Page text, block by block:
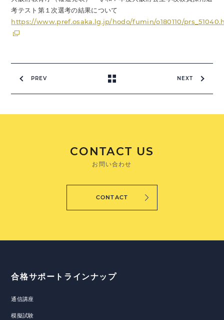
考テスト第１次選考の結果について
https://www.pref.osaka.lg.jp/hodo/fumin/o180110/
PREV NEXT
CONTACT US
お問い合わせ
CONTACT
合格サポートラインナップ
通信講座
模擬試験